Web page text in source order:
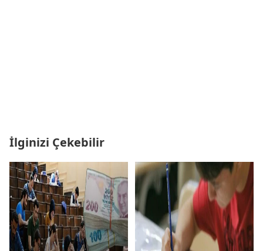
İlginizi Çekebilir